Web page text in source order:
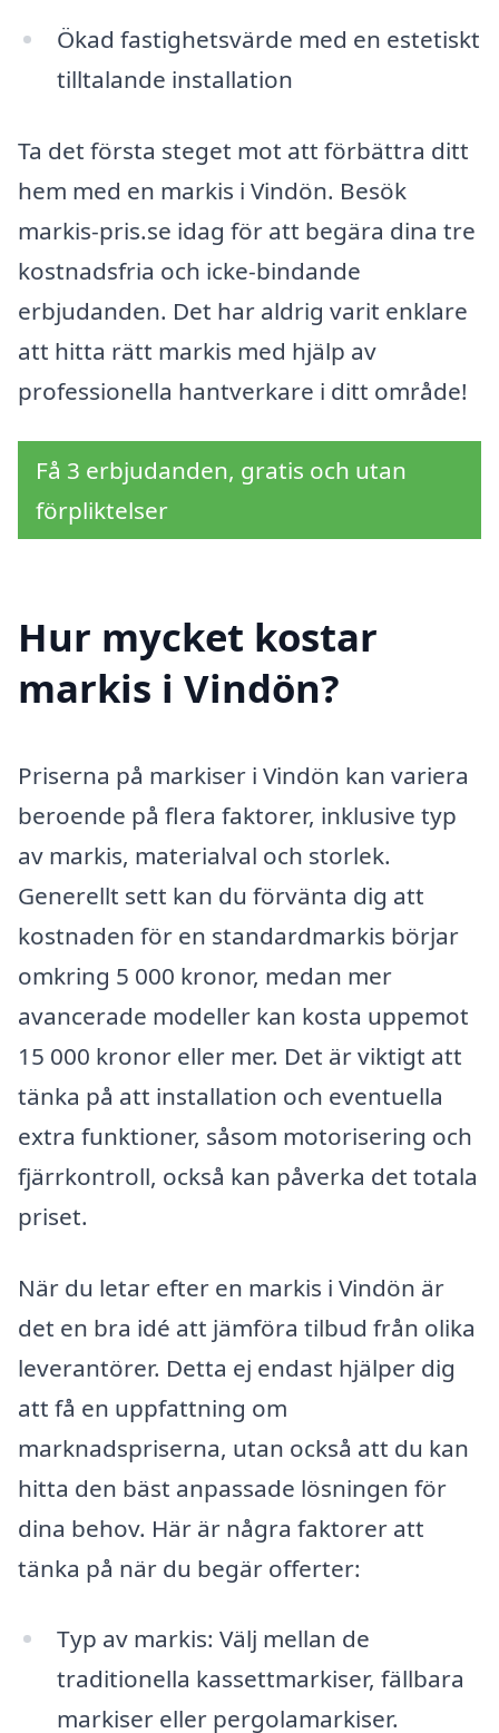
Ökad fastighetsvärde med en estetiskt
tilltalande installation
Ta det första steget mot att förbättra ditt
hem med en markis i Vindön. Besök
markis-pris.se idag för att begära dina tre
kostnadsfria och icke-bindande
erbjudanden. Det har aldrig varit enklare
att hitta rätt markis med hjälp av
professionella hantverkare i ditt område!
Få 3 erbjudanden, gratis och utan
förpliktelser
Hur mycket kostar
markis i Vindön?
Priserna på markiser i Vindön kan variera
beroende på flera faktorer, inklusive typ
av markis, materialval och storlek.
Generellt sett kan du förvänta dig att
kostnaden för en standardmarkis börjar
omkring 5 000 kronor, medan mer
avancerade modeller kan kosta uppemot
15 000 kronor eller mer. Det är viktigt att
tänka på att installation och eventuella
extra funktioner, såsom motorisering och
fjärrkontroll, också kan påverka det totala
priset.
När du letar efter en markis i Vindön är
det en bra idé att jämföra tilbud från olika
leverantörer. Detta ej endast hjälper dig
att få en uppfattning om
marknadspriserna, utan också att du kan
hitta den bäst anpassade lösningen för
dina behov. Här är några faktorer att
tänka på när du begär offerter:
Typ av markis: Välj mellan de
traditionella kassettmarkiser, fällbara
markiser eller pergolamarkiser.